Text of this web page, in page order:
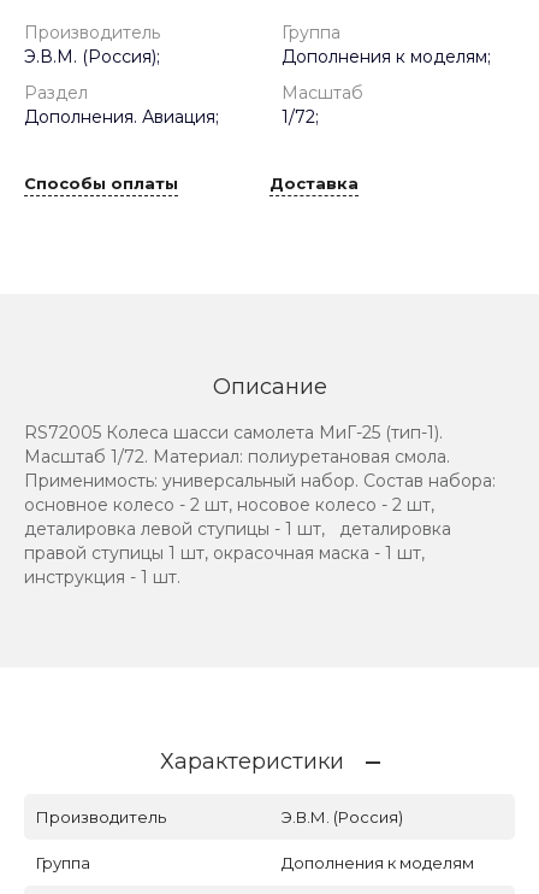
Производитель
Э.В.М. (Россия);
Группа
Дополнения к моделям;
Раздел
Дополнения. Авиация;
Масштаб
1/72;
Способы оплаты Доставка
Описание
RS72005 Колеса шасси самолета МиГ-25 (тип-1).
Масштаб 1/72. Материал: полиуретановая смола.
Применимость: универсальный набор. Состав набора:
основное колесо - 2 шт, носовое колесо - 2 шт,
деталировка левой ступицы - 1 шт, деталировка
правой ступицы 1 шт, окрасочная маска - 1 шт,
инструкция - 1 шт.
Характеристики
Производитель Э.В.М. (Россия)
Группа Дополнения к моделям